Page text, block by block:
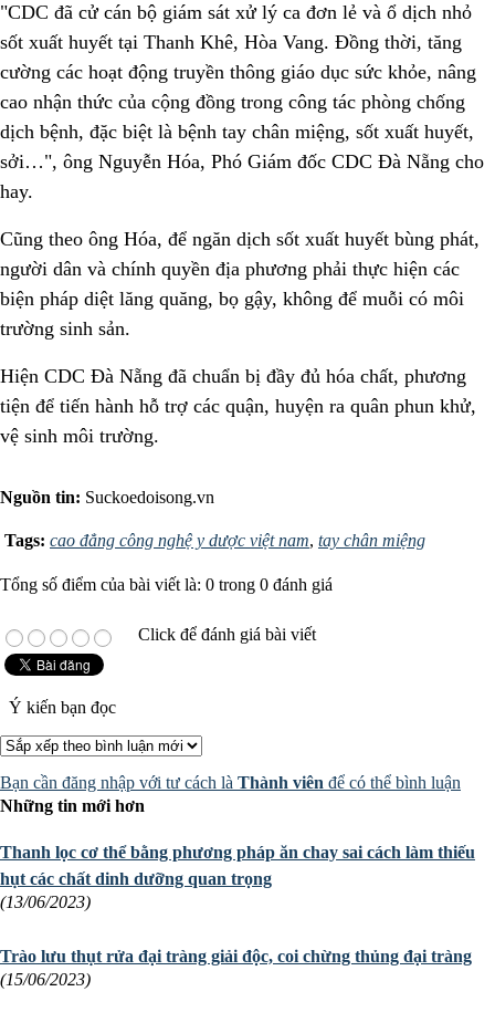
"CDC đã cử cán bộ giám sát xử lý ca đơn lẻ và ổ dịch nhỏ
sốt xuất huyết tại Thanh Khê, Hòa Vang. Đồng thời, tăng
cường các hoạt động truyền thông giáo dục sức khỏe, nâng
cao nhận thức của cộng đồng trong công tác phòng chống
dịch bệnh, đặc biệt là bệnh tay chân miệng, sốt xuất huyết,
sởi…", ông Nguyễn Hóa, Phó Giám đốc CDC Đà Nẵng cho
hay.
Cũng theo ông Hóa, để ngăn dịch sốt xuất huyết bùng phát,
người dân và chính quyền địa phương phải thực hiện các
biện pháp diệt lăng quăng, bọ gậy, không để muỗi có môi
trường sinh sản.
Hiện CDC Đà Nẵng đã chuẩn bị đầy đủ hóa chất, phương
tiện để tiến hành hỗ trợ các quận, huyện ra quân phun khử,
vệ sinh môi trường.
Nguồn tin: Suckoedoisong.vn
Tags: cao đẳng công nghệ y dược việt nam, tay chân miệng
Tổng số điểm của bài viết là: 0 trong 0 đánh giá
Click để đánh giá bài viết
Ý kiến bạn đọc
Bạn cần đăng nhập với tư cách là Thành viên để có thể bình luận
Những tin mới hơn
Thanh lọc cơ thể bằng phương pháp ăn chay sai cách làm thiếu
hụt các chất dinh dưỡng quan trọng
(13/06/2023)
Trào lưu thụt rửa đại tràng giải độc, coi chừng thủng đại tràng
(15/06/2023)